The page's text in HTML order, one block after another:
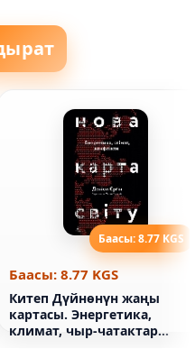
Баасы: 8.77 KGS
Баасы: 8.77 KGS
Китеп Дүйнөнүн жаңы
картасы. Энергетика,
климат, чыр-чатактар